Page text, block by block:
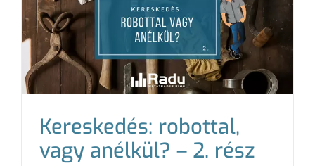
Kereskedés: robottal,
vagy anélkül? – 2. rész